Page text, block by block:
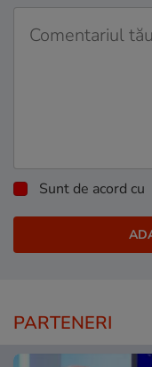
Sunt de acord cu
PARTENERI